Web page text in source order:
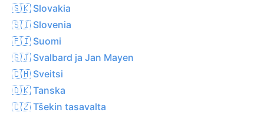
🇸🇰 Slovakia
🇸🇮 Slovenia
🇫🇮 Suomi
🇸🇯 Svalbard ja Jan Mayen
🇨🇭 Sveitsi
🇩🇰 Tanska
🇨🇿 Tšekin tasavalta